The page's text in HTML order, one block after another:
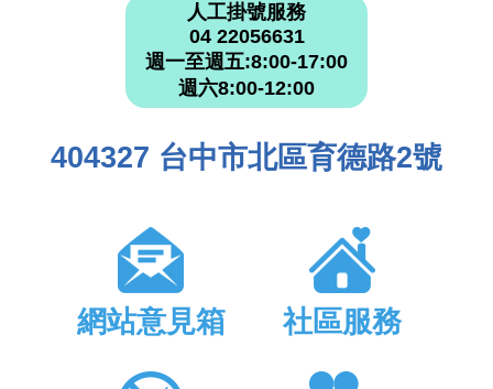
人工掛號服務
04 22056631
週一至週五:8:00-17:00
週六8:00-12:00
404327 台中市北區育德路2號
網站意見箱 社區服務